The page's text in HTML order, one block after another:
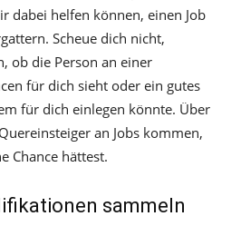
dabei helfen können, einen Job
Scheue dich nicht,
ob die Person an einer
für dich sieht oder ein gutes
für dich einlegen könnte. Über
an Jobs kommen,
Chance hättest.
sammeln